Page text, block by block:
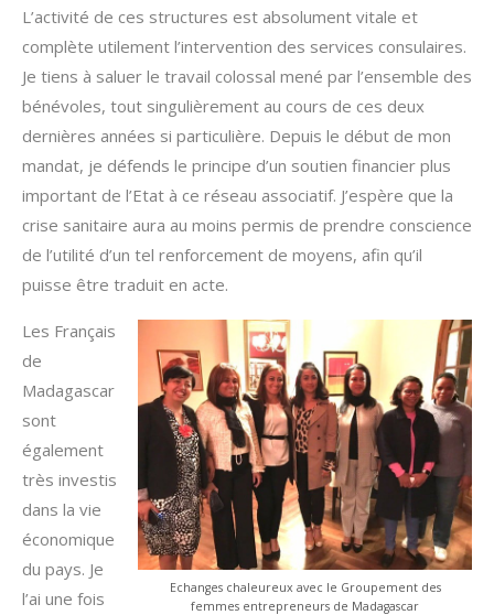
L’activité de ces structures est absolument vitale et
complète utilement l’intervention des services consulaires.
Je tiens à saluer le travail colossal mené par l’ensemble des
bénévoles, tout singulièrement au cours de ces deux
dernières années si particulière. Depuis le début de mon
mandat, je défends le principe d’un soutien financier plus
important de l’Etat à ce réseau associatif. J’espère que la
crise sanitaire aura au moins permis de prendre conscience
de l’utilité d’un tel renforcement de moyens, afin qu’il
puisse être traduit en acte.
Echanges chaleureux avec le Groupement des
femmes entrepreneurs de Madagascar
Les Français
de
Madagascar
sont
également
très investis
dans la vie
économique
du pays. Je
l’ai une fois